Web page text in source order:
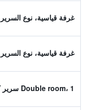
غرفة قياسية، نوع
غرفة قياسية، نوع
Double room، 1 سرير كوين